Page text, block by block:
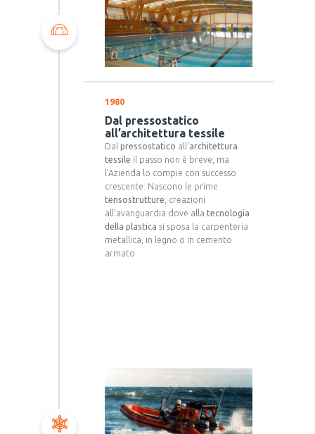
1980
Dal pressostatico
all’architettura tessile
Dalpressostatico all’architettura
tessile il passo non è breve, ma
l’Azienda lo compie con successo
crescente. Nascono le prime
tensostrutture
, creazioni
all’avanguardia dove allatecnologia
della plastica si sposa la carpenteria
metallica, in legno o in cemento
armato